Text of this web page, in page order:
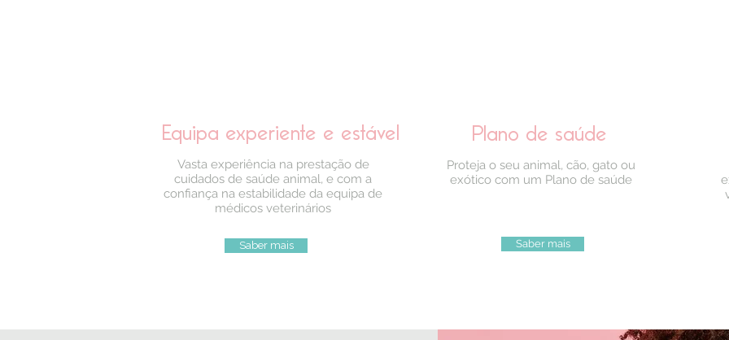
Equipa experiente e estável
Vasta experiência na prestação de
cuidados de saúde animal, e com a
confiança na estabilidade da equipa de
médicos veterinários
Saber mais
Plano de saúde
Proteja o seu animal, cão, gato ou
exótico com um Plano de saúde
Saber mais